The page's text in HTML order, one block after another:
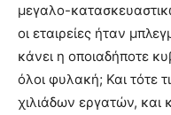
μεγαλο-
οι εταιρείες ήταν
κάνει η οποιαδήποτε
όλοι φυλακή; Και τότε
χιλιάδων εργατών, και